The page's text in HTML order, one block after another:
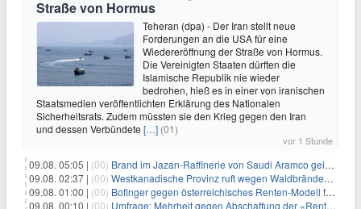
Straße von Hormus
Teheran (dpa) - Der Iran stellt neue
Forderungen an die USA für eine
Wiedereröffnung der Straße von Hormus.
Die Vereinigten Staaten dürften die
Islamische Republik nie wieder
bedrohen, hieß es in einer von iranischen
Staatsmedien veröffentlichten Erklärung des Nationalen
Sicherheitsrats. Zudem müssten sie den Krieg gegen den Iran
und dessen Verbündete […] (01)
vor 1 Stunde
09.08. 05:05 | (00) Brand im Jazan-Raffinerie von Saudi Aramco gelöscht: Auswirkungen auf die Energiemärkte
09.08. 02:37 | (00) Westkanadische Provinz ruft wegen Waldbränden Notstand aus
09.08. 01:00 | (00) Bofinger gegen österreichisches Renten-Modell für Schwerarbeiter
09.08. 00:10 | (00) Umfrage: Mehrheit gegen Abschaffung der «Rente mit 63»